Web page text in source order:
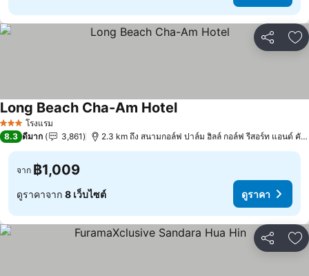
แชร์ เ
3 ดาว โรงแรม
Long Beach Cha-Am Hotelดูราคา
8.3 ดีมาก 3,861 2.3 km ถึง สนามกอล์ฟ ปาล์ม ฮิลล์ กอล์ฟ รีสอร์ท แอนด์ คั
จาก ฿1,009
ดูราคาจาก 8 เว็บไซต์ ดูราคา
แชร์ เ